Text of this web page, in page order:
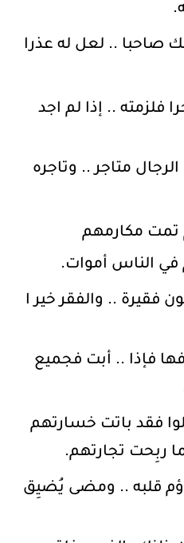
صاحبا .. لعل له عذرا
فلزمته .. إذا لم اجد
متاجر .. وتاجره
تمت مكارمهم
الناس أموات.
فقيرة .. والفقر خير ا
فإذا .. أبت فجميع
فقد باتت خسارتهم
ربِحت تجارتهم.
قلبه .. ومضى يُضيِق